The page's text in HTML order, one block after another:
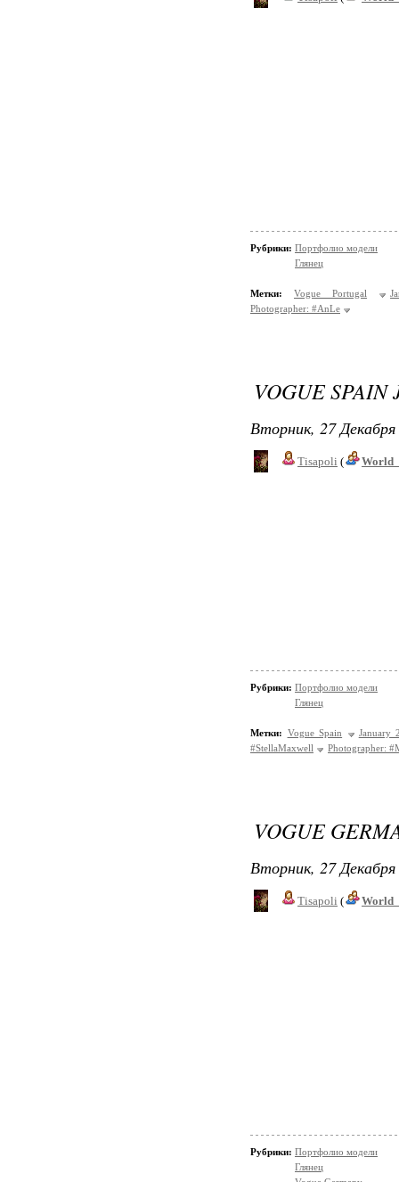
Рубрики: Портфолио модели
Глянец
Метки: Vogue Portugal
Photographer: #AnLe
VOGUE SPAIN
Вторник, 27
Tisapoli (
Рубрики: Портфолио модели
Глянец
Метки: Vogue Spain
January
#StellaMaxwell
Photographer:
VOGUE
Вторник, 27
Tisapoli (
Рубрики: Портфолио модели
Глянец